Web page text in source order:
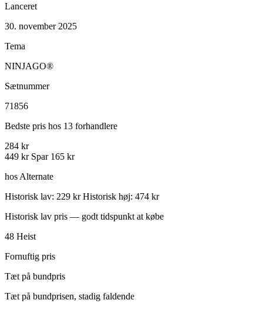
Lanceret
30. november 2025
Tema
NINJAGO®
Sætnummer
71856
Bedste pris hos 13 forhandlere
284 kr
449 kr Spar 165 kr
hos Alternate
Historisk lav: 229 kr Historisk høj: 474 kr
Historisk lav pris — godt tidspunkt at købe
48 Heist
Fornuftig pris
Tæt på bundpris
Tæt på bundprisen, stadig faldende